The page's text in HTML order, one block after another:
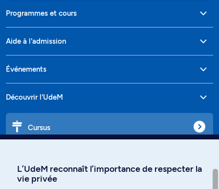
Programmes et cours
Aide à l'admission
Événements
Découvrir l'UdeM
Cursus
L’UdeM reconnaît l’importance de respecter la
vie privée